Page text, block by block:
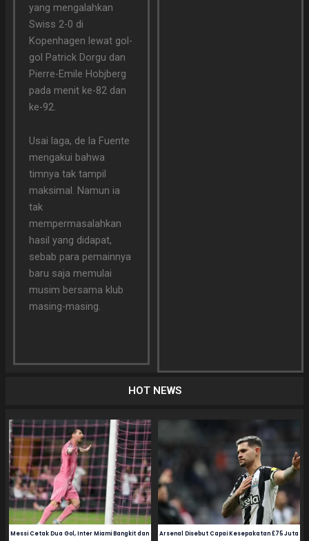
yang mengalahkan
Swiss 2-0 di
Kopenhagen lewat gol-
gol Patrick Dorgu dan
Pierre-Emile Hobjberg
pada menit ke-82 dan
ke-92.
Usai laga, de la Fuente
mengakui bahwa
timnya tak tampil
maksimal. Namun ia
tak
mempermasalahkan
hasil yang didapat,
sebab para pemainnya
baru saja memulai
musim bersama klub
masing-masing.
HOT NEWS
Messi Cetak Dua Gol, Inter Miami Bangkit dan Arsenal Disebut Capai Kesepakatan £75 Juta